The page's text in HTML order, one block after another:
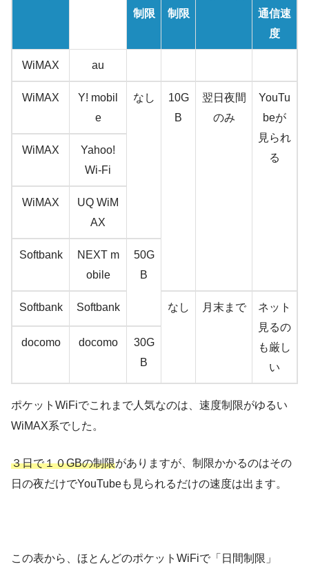
制限
制限
通信速
度
WiMAX au
WiMAX
Y! mobil
e
なし
10G
B
翌日夜間
のみ
YouTu
beが
見られ
る
WiMAX
Yahoo!
Wi-Fi
WiMAX
UQ WiM
AX
Softbank
NEXT m
obile
50G
B
Softbank Softbank なし 月末まで
ネット
見るの
も厳し
い
docomo docomo
30G
B
ポケットWiFiでこれまで人気なのは、 速度制限がゆるい
WiMAX系でした。
３日で１０GBの制限がありますが、制限かかるのはその
日の夜だけでYouTubeも見られるだけの速度は出ます。
この表から、 ほとんどのポケットWiFiで「日間制限」